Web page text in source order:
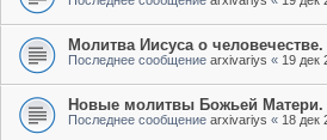
Молитва Иисуса о человечестве.
Последнее сообщение arxivariys « 19 дек
Новые молитвы Божьей Матери.
Последнее сообщение arxivariys « 18 дек